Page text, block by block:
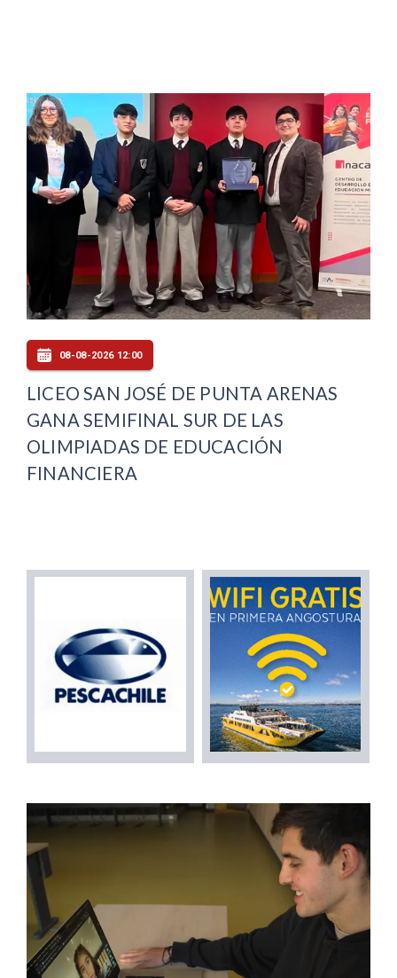
08-08-2026 12:00
LICEO SAN JOSÉ DE PUNTA ARENAS
GANA SEMIFINAL SUR DE LAS
OLIMPIADAS DE EDUCACIÓN
FINANCIERA